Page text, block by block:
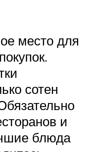
место для
сотен
и
блюда